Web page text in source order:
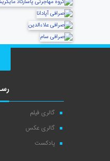
گالری فیلم
گالری عکس
پادکست